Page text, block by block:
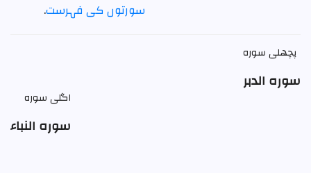
سورتوں کی فہرست.
پچھلی سورہ
سورہ الدہر
اگلی سورہ
سورہ النباء